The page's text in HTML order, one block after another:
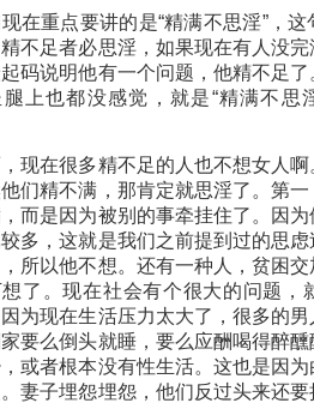
在重点要讲的是“精满不思淫”，
不足者必思淫，如果现在有人没
码说明他有一个问题，他精不足
上也都没感觉，就是“精满不思
现在很多精不足的人也不想女人
们精不满，那肯定就思淫了。第
而是因为被别的事牵挂住了。因
多，这就是我们之前提到过的思
所以他不想。还有一种人，贫困
了。现在社会有个很大的问题，
为现在生活压力太大了，很多的
要么倒头就睡，要么应酬喝得醉
或者根本没有性生活。这也是因
妻子埋怨埋怨，他们反过头来还